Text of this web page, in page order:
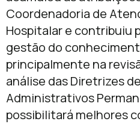
Coordenadoria de
Hospitalar e contribuiu
gestão do
principalmente na
análise das Diretrizes
Administrativos
possibilitará melhores